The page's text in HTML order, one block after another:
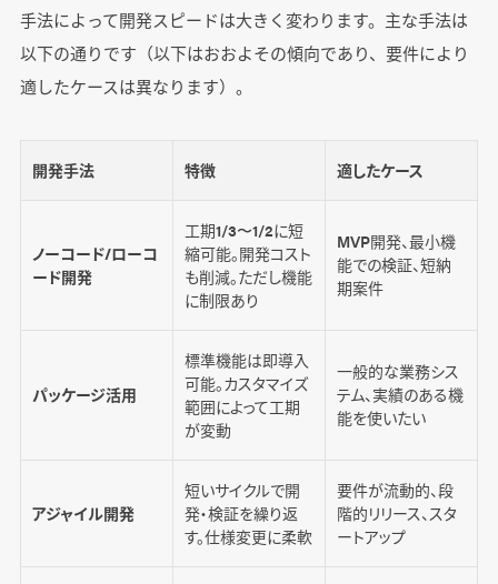
手法によって開発スピードは大きく変わります。主な手法は
以下の通りです（以下はおおよその傾向であり、要件により
適したケースは異なります）。
開発手法 特徴 適したケース
ノーコード/ローコ
ード開発
工期1/3〜1/2に短
縮可能。開発コスト
も削減。ただし機能
に制限あり
MVP開発、最小機
能での検証、短納
期案件
パッケージ活用
標準機能は即導入
可能。カスタマイズ
範囲によって工期
が変動
一般的な業務シス
テム、実績のある機
能を使いたい
アジャイル開発
短いサイクルで開
発・検証を繰り返
す。仕様変更に柔軟
要件が流動的、段
階的リリース、スタ
ートアップ